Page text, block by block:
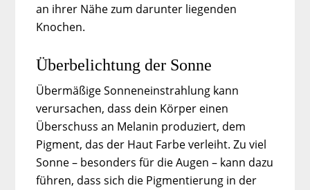
an ihrer Nähe zum darunter liegenden
Knochen.
Überbelichtung der Sonne
Übermäßige Sonneneinstrahlung kann
verursachen, dass dein Körper einen
Überschuss an Melanin produziert, dem
Pigment, das der Haut Farbe verleiht. Zu viel
Sonne – besonders für die Augen – kann dazu
führen, dass sich die Pigmentierung in der